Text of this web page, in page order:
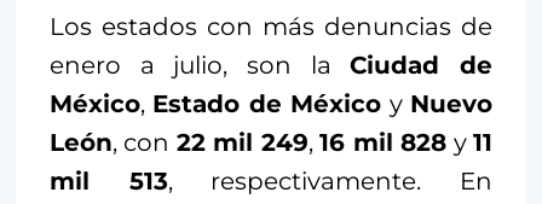
Los estados con más denuncias de
enero a julio, son laCiudad de
México, Estado de México y Nuevo
León, con 22 mil 249,16 mil 828 y11
mil 513, respectivamente. En